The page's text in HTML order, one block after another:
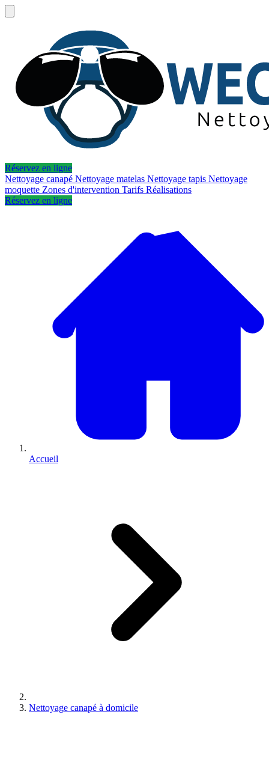
Réservez en ligne
Nettoyage canapé Nettoyage matelas Nettoyage tapis Nettoyage
moquette Zones d'intervention Tarifs Réalisations
Réservez en ligne
Accueil
Nettoyage canapé à domicile